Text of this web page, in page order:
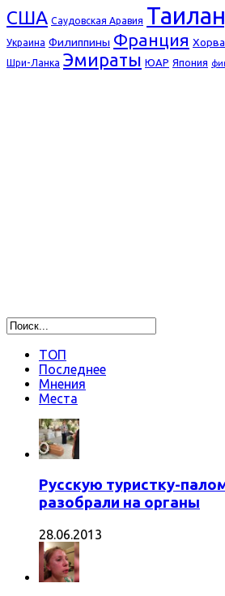
США Саудовская Аравия
Украина Филиппины Франция
Шри-Ланка Эмираты ЮАР Япония
ТОП
Последнее
Мнения
Места
Русскую туристку-
разобрали на органы
28.06.2013